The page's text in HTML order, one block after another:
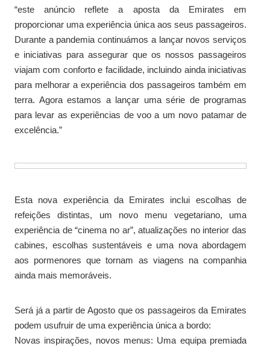
“este anúncio reflete a aposta da Emirates em
proporcionar uma experiência única aos seus passageiros.
Durante a pandemia continuámos a lançar novos serviços
e iniciativas para assegurar que os nossos passageiros
viajam com conforto e facilidade, incluindo ainda iniciativas
para melhorar a experiência dos passageiros também em
terra. Agora estamos a lançar uma série de programas
para levar as experiências de voo a um novo patamar de
excelência.”
Esta nova experiência da Emirates inclui escolhas de
refeições distintas, um novo menu vegetariano, uma
experiência de “cinema no ar”, atualizações no interior das
cabines, escolhas sustentáveis e uma nova abordagem
aos pormenores que tornam as viagens na companhia
ainda mais memoráveis.
Será já a partir de Agosto que os passageiros da Emirates
podem usufruir de uma experiência única a bordo:
Novas inspirações, novos menus: Uma equipa premiada